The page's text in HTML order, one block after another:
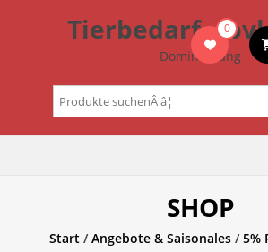
Tierbedarf –
Dominik Lang
0
Suchen
nach:
SHOP
Start /Angebote & Saisonales /5%